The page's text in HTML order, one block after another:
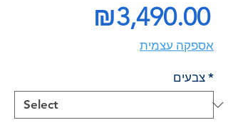
₪3,490.00
אספקה עצמית
צבעים *